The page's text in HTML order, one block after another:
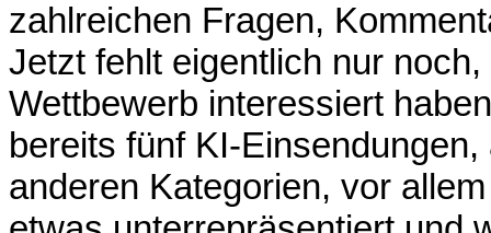
zahlreichen Fragen,
Jetzt fehlt eigentlich nur
Wettbewerb interessiert
bereits fünf KI-
anderen Kategorien, vor